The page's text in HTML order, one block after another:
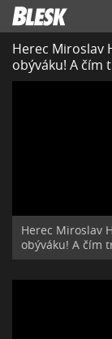
Herec Miroslav
obýváku! A čím
Herec Miroslav
obýváku! A čím